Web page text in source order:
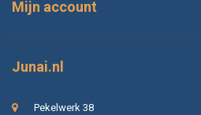
Mijn account
Junai.nl
Pekelwerk 38